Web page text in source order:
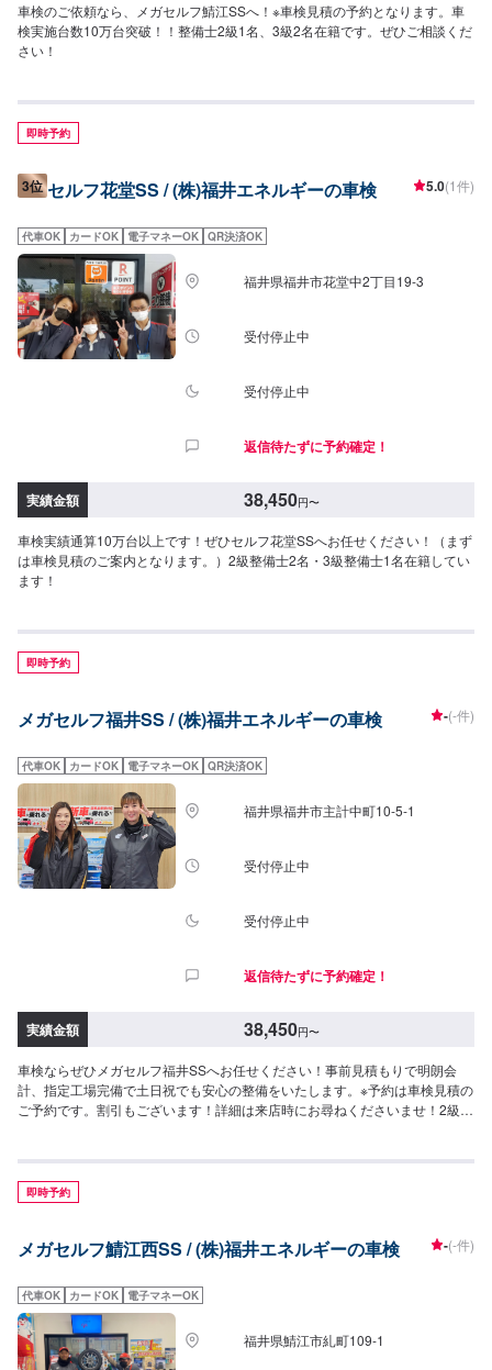
車検のご依頼なら、メガセルフ鯖江SSへ！※車検見積の予約となります。車
検実施台数10万台突破！！整備士2級1名、3級2名在籍です。ぜひご相談くだ
さい！
即時予約
3位 セルフ花堂SS / (株)福井エネルギーの車検 5.0(1件)
代車OK カードOK 電子マネーOK QR決済OK
福井県福井市花堂中2丁目19-3
受付停止中
受付停止中
返信待たずに予約確定！
実績金額 38,450円〜
車検実績通算10万台以上です！ぜひセルフ花堂SSへお任せください！（まず
は車検見積のご案内となります。）2級整備士2名・3級整備士1名在籍してい
ます！
即時予約
メガセルフ福井SS / (株)福井エネルギーの車検 -(-件)
代車OK カードOK 電子マネーOK QR決済OK
福井県福井市主計中町10-5-1
受付停止中
受付停止中
返信待たずに予約確定！
実績金額 38,450円〜
車検ならぜひメガセルフ福井SSへお任せください！事前見積もりで明朗会
計、指定工場完備で土日祝でも安心の整備をいたします。※予約は車検見積の
ご予約です。割引もございます！詳細は来店時にお尋ねくださいませ！2級整
即時予約
メガセルフ鯖江西SS / (株)福井エネルギーの車検 -(-件)
代車OK カードOK 電子マネーOK
福井県鯖江市糺町109-1